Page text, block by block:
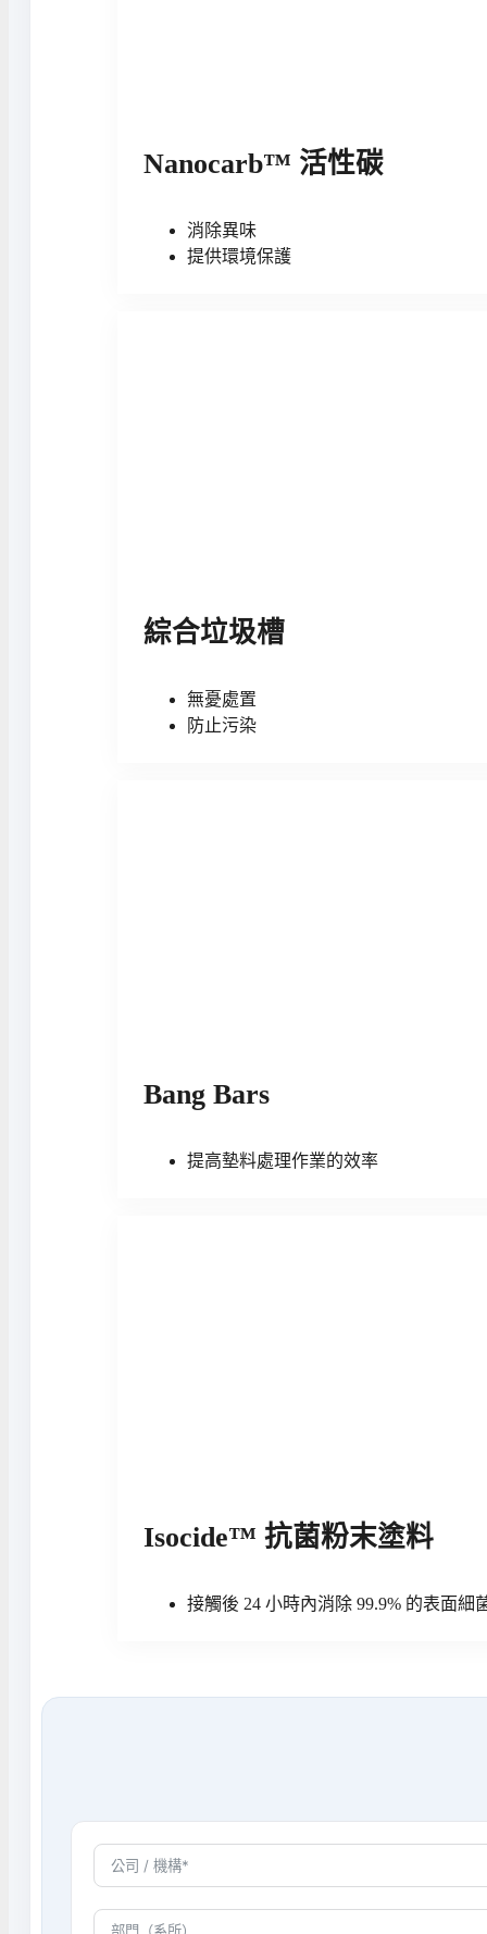
Nanocarb™ 活性碳
消除異味
提供環境保護
綜合垃圾槽
無憂處置
防止污染
Bang Bars
提高墊料處理作業的效率
Isocide™ 抗菌粉末塗料
接觸後 24 小時內消除 99.9% 的表面細